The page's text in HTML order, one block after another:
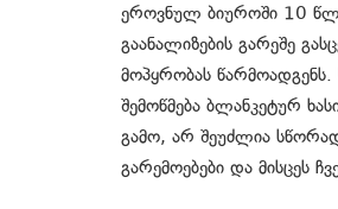
ეროვნულ ბიუროში 10
გაანალიზების გარეშე
მოპყრობას
შემოწმება ბლანკეტურ
გამო, არ შეუძლია
გარემოებები და მისცეს